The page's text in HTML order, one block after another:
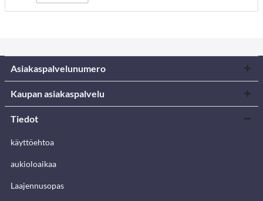
Asiakaspalvelunumero
Kaupan asiakaspalvelu
Tiedot
käyttöehtoa
aukioloaikaa
Laajennusopas